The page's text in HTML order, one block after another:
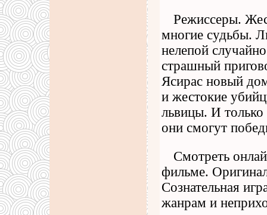
Режиссеры.
многие судьбы.
нелепой
страшный
Ясирас новый
и жестокие
львицы. И только
они смогут
Смотреть
фильме.
Сознательная
жанрам и